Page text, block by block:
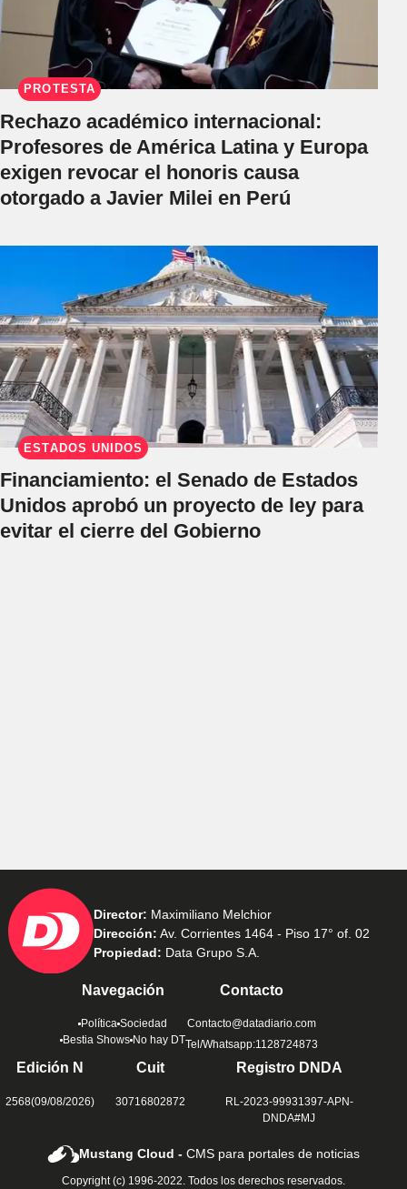
PROTESTA
Rechazo académico internacional:
Profesores de América Latina y Europa
exigen revocar el honoris causa
otorgado a Javier Milei en Perú
ESTADOS UNIDOS
Financiamiento: el Senado de Estados
Unidos aprobó un proyecto de ley para
evitar el cierre del Gobierno
Director: Maximiliano Melchior
Dirección: Av. Corrientes 1464 - Piso 17° of. 02
Propiedad: Data Grupo S.A.
Navegación
Política Sociedad
Bestia Shows No hay DT
Contacto
Contacto@datadiario.com
Tel/Whatsapp:1128724873
Edición N
2568(09/08/2026)
Cuit
30716802872
Registro DNDA
RL-2023-99931397-APN-
DNDA#MJ
Mustang Cloud -CMS para portales de noticias
Copyright (c) 1996-2022. Todos los derechos reservados.